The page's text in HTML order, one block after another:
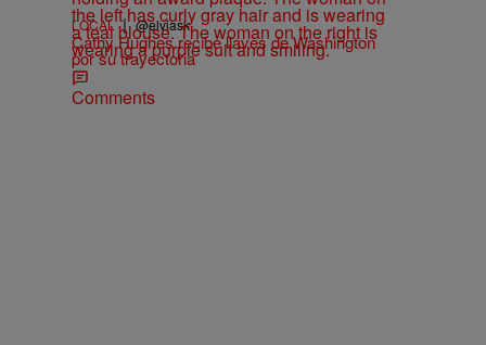
LOCAL | @elviask
Cathy Hughes recibe llaves de Washington
por su trayectoria
Comments